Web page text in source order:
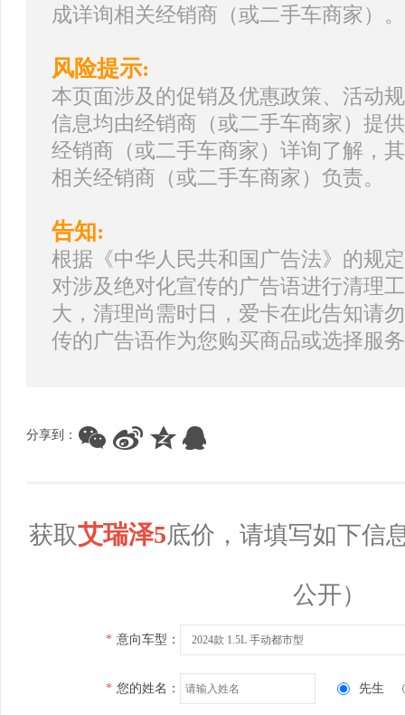
成详询相关经销商（或二手车商家）。
风险提示:
本页面涉及的促销及优惠政策、活动
信息均由经销商（或二手车商家）提
经销商（或二手车商家）详询了解，
相关经销商（或二手车商家）负责。
告知:
根据《中华人民共和国广告法》的规
对涉及绝对化宣传的广告语进行清理
大，清理尚需时日，爱卡在此告知请
传的广告语作为您购买商品或选择服
分享到：
获取艾瑞泽5底价，请填写如下信
公开）
* 意向车型： 2024款 1.5L 手动都市型
* 您的姓名： 先生